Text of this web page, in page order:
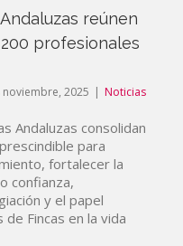
reúnen
profesionales
noviembre, 2025 | Noticias
Andaluzas consolidan
para
fortalecer la
confianza,
y el papel
Fincas en la vida